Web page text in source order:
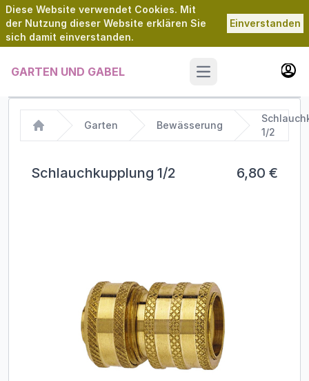
Diese Website verwendet Cookies. Mit
der Nutzung dieser Website erklären Sie
sich damit einverstanden.
Einverstanden
GARTEN UND GABEL Open main menu
Home
Garten Bewässerung
1/2
Schlauchkupplung 1/2 6,80 €